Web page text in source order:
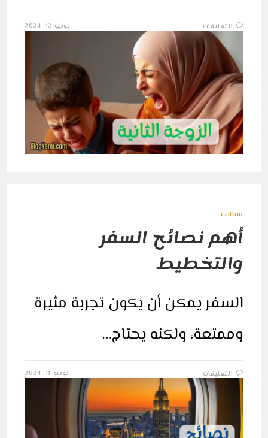
التعليقاتقصة
الزوجة
الثانية:
قصة
عن
الغدر
وانعدام
الرحمة
مغلقة
يونيو 12, 2024
مقالات
أهم نصائح السفر
والتخطيط
السفر يمكن أن يكون تجربة مثيرة
وممتعة، ولكنه يحتاج…
التعليقاتأهم
نصائح
السفر
والتخطيط
مغلقة
يونيو 11, 2024